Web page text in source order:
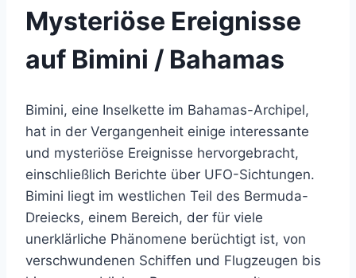
Mysteriöse Ereignisse
auf Bimini / Bahamas
Bimini, eine Inselkette im Bahamas-Archipel,
hat in der Vergangenheit einige interessante
und mysteriöse Ereignisse hervorgebracht,
einschließlich Berichte über UFO-Sichtungen.
Bimini liegt im westlichen Teil des Bermuda-
Dreiecks, einem Bereich, der für viele
unerklärliche Phänomene berüchtigt ist, von
verschwundenen Schiffen und Flugzeugen bis